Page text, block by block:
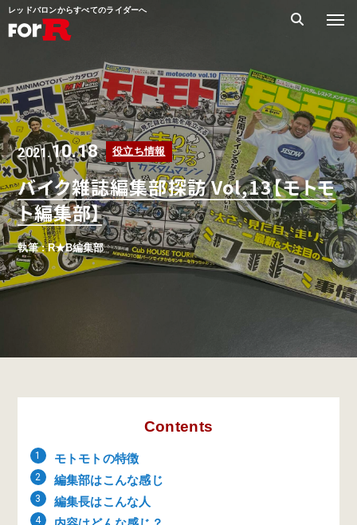
レッドバロンからすべてのライダーへ
2021.10.18 役立ち情報
バイク雑誌編集部探訪 Vol,13【モトモ
ト編集部】
執筆 : R★B編集部
Contents
モトモトの特徴
編集部はこんな感じ
編集長はこんな人